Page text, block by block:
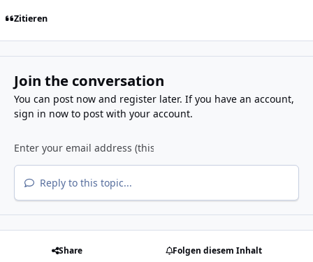
Zitieren
Join the conversation
You can post now and register later. If you have an account,
sign in nowto post with your account.
Reply to this topic...
Share Folgen diesem Inhalt